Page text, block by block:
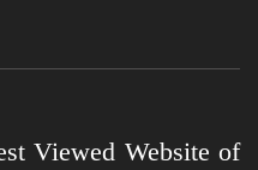
Viewed Website of